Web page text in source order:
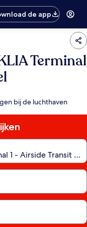
de app
Terminal
bij de luchthaven